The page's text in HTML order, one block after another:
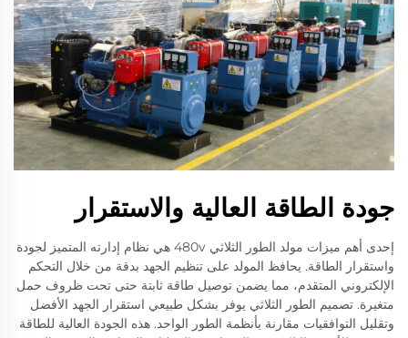
جودة الطاقة العالية والاستقرار
إحدى أهم ميزات مولد الطور الثلاثي 480v هي نظام إدارته المتميز لجودة
واستقرار الطاقة. يحافظ المولد على تنظيم الجهد بدقة من خلال التحكم
الإلكتروني المتقدم، مما يضمن توصيل طاقة ثابتة حتى تحت ظروف حمل
متغيرة. تصميم الطور الثلاثي يوفر بشكل طبيعي استقرار الجهد الأفضل
وتقليل التوافقيات مقارنة بأنظمة الطور الواحد. هذه الجودة العالية للطاقة